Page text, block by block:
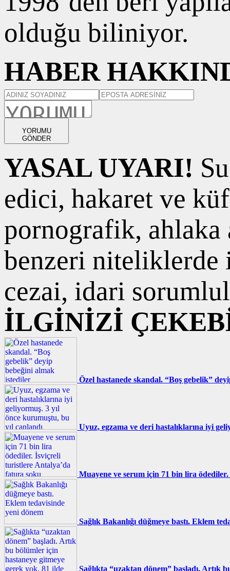
olduğu biliniyor.
HABER
YORUMU
GÖNDER
YASAL UYARI!
edici, hakaret ve
pornografik, ahlaka
benzeri niteliklerde
cezai, idari
İLGİNİZİ
Özel hastanede skandal. “Boş gebelik”
Uyuz, egzama ve deri hastalıklarına iyi
Muayene ve serum için 71 bin lira
Sağlık Bakanlığı düğmeye bastı. Eklem
Sağlıkta “uzaktan dönem” başladı. Artık